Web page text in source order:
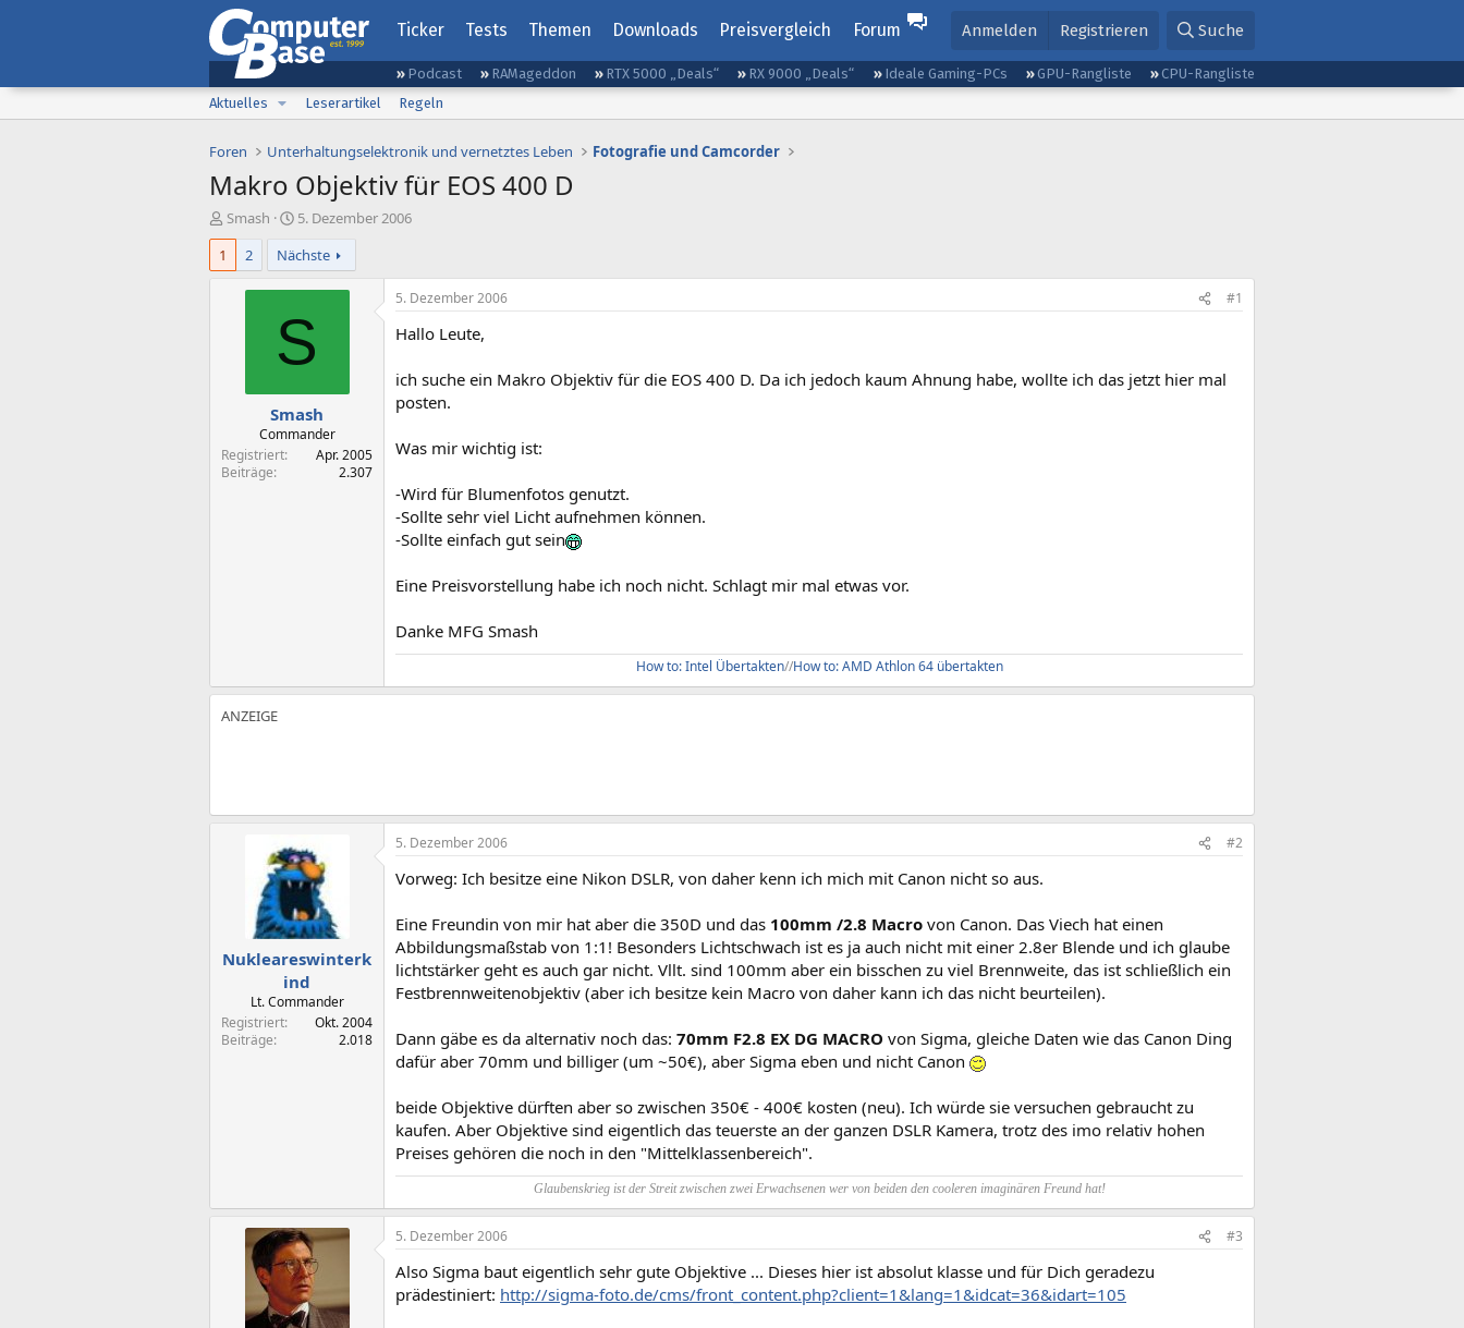
Ticker Tests Themen Downloads Preisvergleich Forum Anmelden Registrieren Suche
Podcast RAMageddon RTX 5000 „Deals“ RX 9000 „Deals“ Ideale Gaming-PCs GPU-Rangliste
CPU-Rangliste
Aktuelles
Leserartikel Regeln
Foren Unterhaltungselektronik und vernetztes Leben Fotografie und Camcorder
Makro Objektiv für EOS 400 D
E
r
t
Smash
E
r
s
t
e
l
l
m
5. Dezember 2006
1
2 Nächste
S
Smash
Commander
Registriert
Apr. 2005
Beiträge
2.307
5. Dezember 2006 #1
Hallo Leute,
ich suche ein Makro Objektiv für die EOS 400 D. Da ich jedoch kaum Ahnung habe, wollte ich das jetzt hier mal
posten.
Was mir wichtig ist:
-Wird für Blumenfotos genutzt.
-Sollte sehr viel Licht aufnehmen können.
-Sollte einfach gut sein
Eine Preisvorstellung habe ich noch nicht. Schlagt mir mal etwas vor.
Danke MFG Smash
How to: Intel Übertakten//How to: AMD Athlon 64 übertakten
Nukleareswinterk
ind
Lt. Commander
Registriert
Okt. 2004
Beiträge
2.018
5. Dezember 2006 #2
Vorweg: Ich besitze eine Nikon DSLR, von daher kenn ich mich mit Canon nicht so aus.
Eine Freundin von mir hat aber die 350D und das 100mm /2.8 Macro von Canon. Das Viech hat einen
Abbildungsmaßstab von 1:1! Besonders Lichtschwach ist es ja auch nicht mit einer 2.8er Blende und ich glaube
lichtstärker geht es auch gar nicht. Vllt. sind 100mm aber ein bisschen zu viel Brennweite, das ist schließlich ein
Festbrennweitenobjektiv (aber ich besitze kein Macro von daher kann ich das nicht beurteilen).
Dann gäbe es da alternativ noch das: 70mm F2.8 EX DG MACRO von Sigma, gleiche Daten wie das Canon Ding
dafür aber 70mm und billiger (um ~50€), aber Sigma eben und nicht Canon
beide Objektive dürften aber so zwischen 350€ - 400€ kosten (neu). Ich würde sie versuchen gebraucht zu
kaufen. Aber Objektive sind eigentlich das teuerste an der ganzen DSLR Kamera, trotz des imo relativ hohen
Preises gehören die noch in den "Mittelklassenbereich".
Glaubenskrieg ist der Streit zwischen zwei Erwachsenen wer von beiden den cooleren imaginären Freund hat!
5. Dezember 2006 #3
Also Sigma baut eigentlich sehr gute Objektive ... Dieses hier ist absolut klasse und für Dich geradezu
prädestiniert: http://sigma-foto.de/cms/front_content.php?client=1&lang=1&idcat=36&idart=105